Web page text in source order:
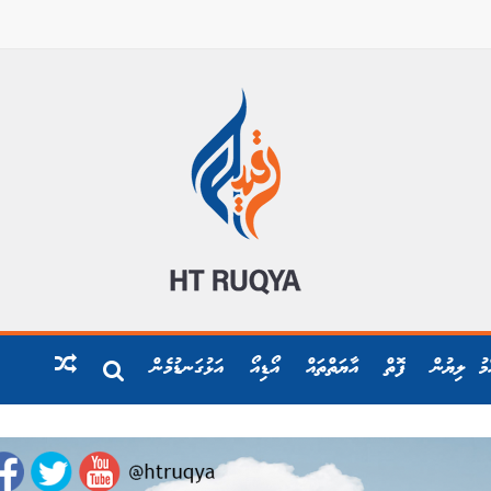
ލިޔުން ފޮތް އާޔަތްތައް އޯޑިއޯ އަޅުގަނޑުމެން